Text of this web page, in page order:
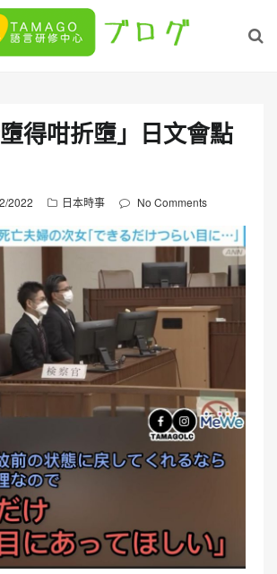
墮得咁折墮」日文會點
2022 日本時事 No Comments